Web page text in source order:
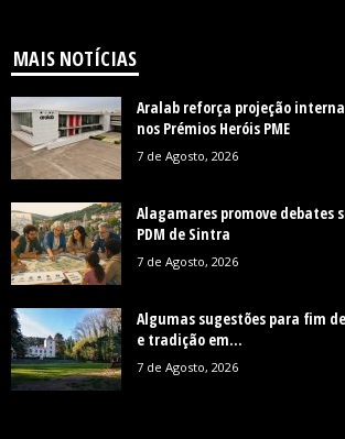
MAIS NOTÍCIAS
Aralab reforça projeção
nos Prémios Heróis PME
7 de Agosto, 2026
Alagamares promove debates
PDM de Sintra
7 de Agosto, 2026
Algumas sugestões para fim
e tradição em...
7 de Agosto, 2026